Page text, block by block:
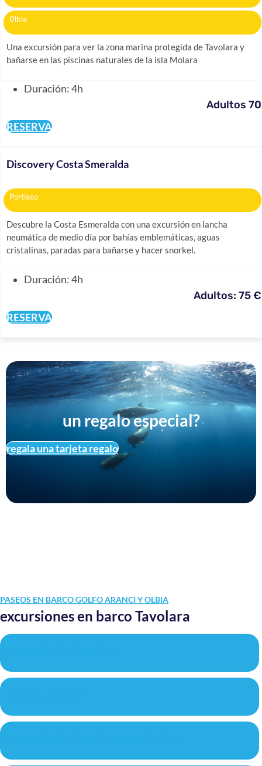
Olbia
Una excursión para ver la zona marina protegida de Tavolara y
bañarse en las piscinas naturales de la isla Molara
Duración: 4h
Adultos 70
RESERVA
Discovery Costa Smeralda
Portisco
Descubre la Costa Esmeralda con una excursión en lancha
neumática de medio día por bahías emblemáticas, aguas
cristalinas, paradas para bañarse y hacer snorkel.
Duración: 4h
Adultos: 75 €
RESERVA
un regalo especial?
regala una tarjeta regalo
PASEOS EN BARCO GOLFO ARANCI Y OLBIA
excursiones en barco Tavolara